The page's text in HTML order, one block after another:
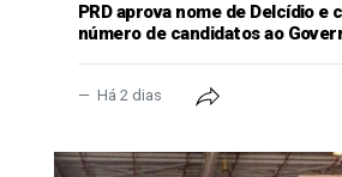
PRD aprova nome de Delcídio e
número de candidatos ao
Há 2 dias